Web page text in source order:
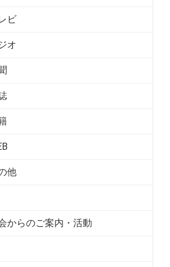
ビ
オ
他
からのご案内・活動